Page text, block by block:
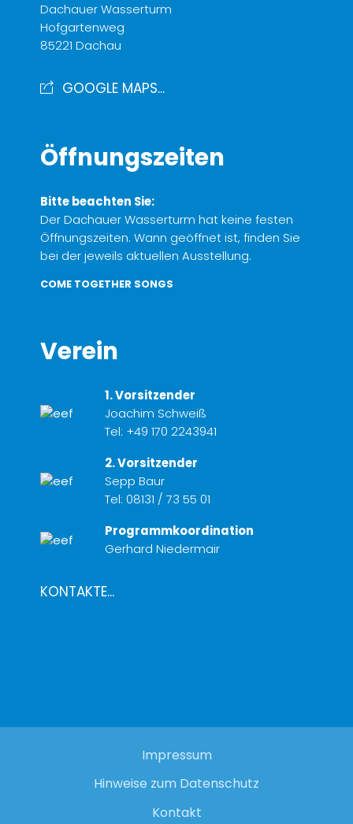
Dachauer Wasserturm
Hofgartenweg
85221 Dachau
GOOGLE MAPS...
Öffnungszeiten
Bitte beachten Sie:
Der Dachauer Wasserturm hat keine festen
Öffnungszeiten. Wann geöffnet ist, finden Sie
bei der jeweils aktuellen Ausstellung.
COME TOGETHER SONGS
Verein
1. Vorsitzender
Joachim Schweiß
Tel: +49 170 2243941
2. Vorsitzender
Sepp Baur
Tel: 08131 / 73 55 01
Programmkoordination
Gerhard Niedermair
KONTAKTE...
Impressum
Hinweise zum Datenschutz
Kontakt